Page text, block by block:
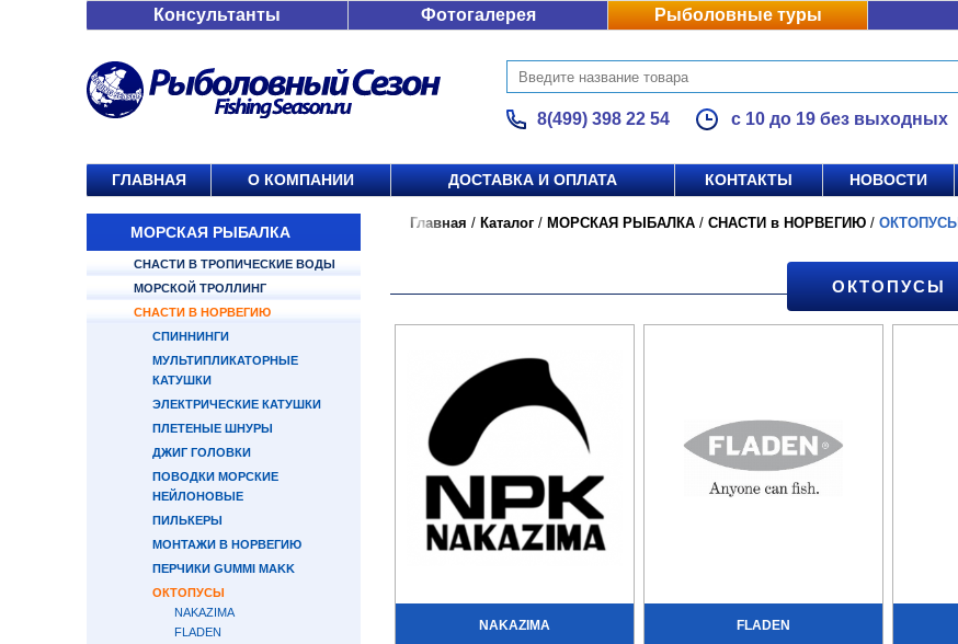
Консультанты Фотогалерея Рыболовные туры
8(499) 398 22 54 с 10 до 19 без выходных
ГЛАВНАЯ О КОМПАНИИ ДОСТАВКА И ОПЛАТА КОНТАКТЫ НОВОСТИ
МОРСКАЯ РЫБАЛКА
СНАСТИ В ТРОПИЧЕСКИЕ ВОДЫ
МОРСКОЙ ТРОЛЛИНГ
СНАСТИ В НОРВЕГИЮ
СПИННИНГИ
МУЛЬТИПЛИКАТОРНЫЕ
КАТУШКИ
ЭЛЕКТРИЧЕСКИЕ КАТУШКИ
ПЛЕТЕНЫЕ ШНУРЫ
ДЖИГ ГОЛОВКИ
ПОВОДКИ МОРСКИЕ
НЕЙЛОНОВЫЕ
ПИЛЬКЕРЫ
МОНТАЖИ В НОРВЕГИЮ
ПЕРЧИКИ GUMMI MAKK
ОКТОПУСЫ
NAKAZIMA
FLADEN
Главная / Каталог / МОРСКАЯ РЫБАЛКА / СНАСТИ в НОРВЕГИЮ / ОКТОПУСЫ
ОКТОПУСЫ
NAKAZIMA FLADEN